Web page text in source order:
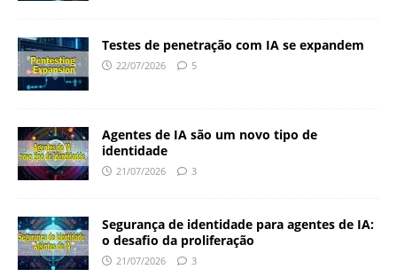
Testes de penetração com IA se expandem
22/07/2026 5
Agentes de IA são um novo tipo de
identidade
21/07/2026 3
Segurança de identidade para agentes de IA:
o desafio da proliferação
21/07/2026 3